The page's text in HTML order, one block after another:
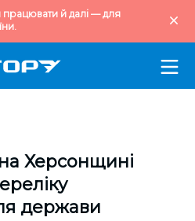
й далі — для
Херсонщині
держави